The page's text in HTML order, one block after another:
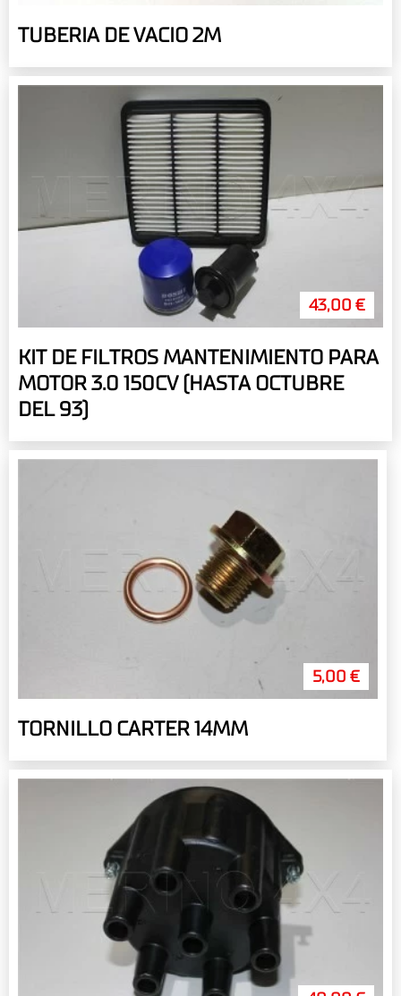
TUBERIA DE VACIO 2M
43,00 €
KIT DE FILTROS MANTENIMIENTO PARA
MOTOR 3.0 150CV (HASTA OCTUBRE
DEL 93)
5,00 €
TORNILLO CARTER 14MM